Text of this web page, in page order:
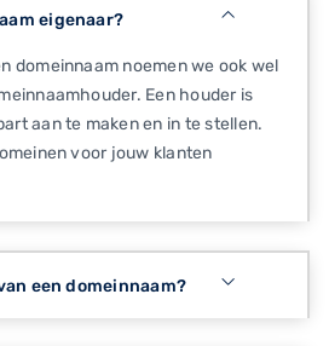
eigenaar?
domeinnaam noemen we ook wel
Een houder is
aan te maken en in te stellen.
voor jouw klanten
een domeinnaam?